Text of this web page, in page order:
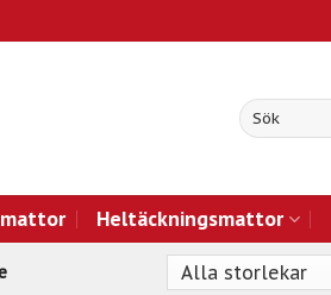
Heltäckningsmattor